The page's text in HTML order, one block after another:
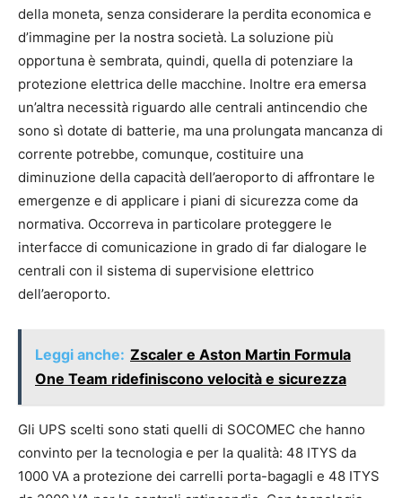
della moneta, senza considerare la perdita economica e
d’immagine per la nostra società. La soluzione più
opportuna è sembrata, quindi, quella di potenziare la
protezione elettrica delle macchine. Inoltre era emersa
un’altra necessità riguardo alle centrali antincendio che
sono sì dotate di batterie, ma una prolungata mancanza di
corrente potrebbe, comunque, costituire una
diminuzione della capacità dell’aeroporto di affrontare le
emergenze e di applicare i piani di sicurezza come da
normativa. Occorreva in particolare proteggere le
interfacce di comunicazione in grado di far dialogare le
centrali con il sistema di supervisione elettrico
dell’aeroporto.
Leggi anche: Zscaler e Aston Martin Formula
One Team ridefiniscono velocità e sicurezza
Gli UPS scelti sono stati quelli di SOCOMEC che hanno
convinto per la tecnologia e per la qualità: 48 ITYS da
1000 VA a protezione dei carrelli porta-bagagli e 48 ITYS